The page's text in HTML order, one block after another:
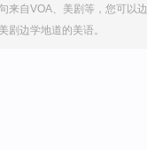
来自VOA、美剧等，您可以边
剧边学地道的美语。